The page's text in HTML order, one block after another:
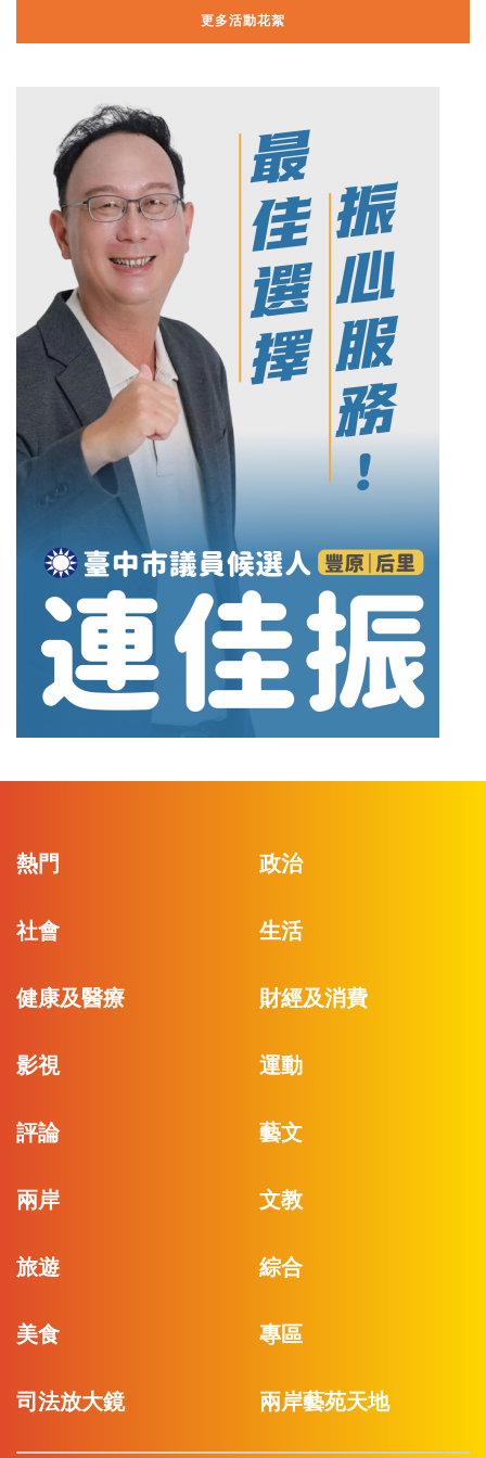
更多活動花絮
熱門 政治
社會 生活
健康及醫療 財經及消費
影視 運動
評論 藝文
兩岸 文教
旅遊 綜合
美食 專區
司法放大鏡 兩岸藝苑天地